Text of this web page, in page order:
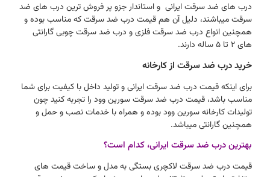
درب های ضد سرقت ایرانی و استاندار جزو پر فروش ترین درب های ضد
سرقت میباشند، دلیل آن هم قیمت درب ضد سرقت که مناسب بوده و
همچنین انواع درب ضد سرقت فلزی و درب ضد سرقت چوبی گارانتی
های 2 تا 5 ساله دارند.
خرید درب ضد سرقت از کارخانه
برای اینکه قیمت درب ضد سرقت ایرانی و تولید داخل با کیفیت برای شما
مناسب باشد، قیمت درب ضد سرقت سورین وود را تجربه کنید چون
تولیدات کارخانه سورین وود بوده و همراه با خدمات نصب و حمل و
همچنین گارانتی میباشد.
بهترین درب ضد سرقت ایرانی، کدام است؟
قیمت درب ضد سرقت لاکچری بستگی به مدل و ساخت قیمت های